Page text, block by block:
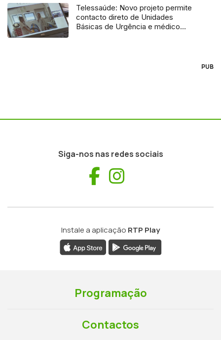
Telessaúde: Novo projeto permite
contacto direto de Unidades
Básicas de Urgência e médico
PUB
Siga-nos nas redes sociais
Facebook
Instale a aplicação RTP Play
Programação
Contactos